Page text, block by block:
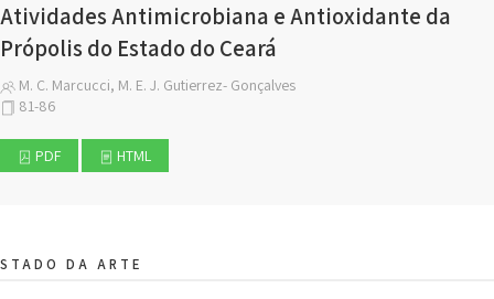
Atividades Antimicrobiana e Antioxidante da
Própolis do Estado do Ceará
M. C. Marcucci, M. E. J. Gutierrez- Gonçalves
81-86
PDF HTML
DA ARTE